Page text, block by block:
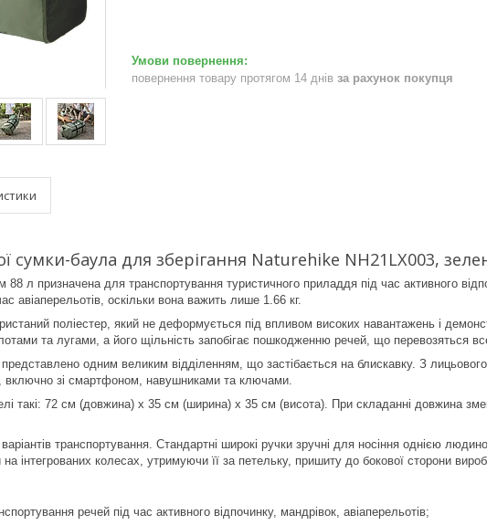
повернення товару протягом 14 днів за рахунок покупця
сумки-баула для зберігання Naturehike NH21LX003,
л призначена для транспортування туристичного приладдя під час активного
авіаперельотів, оскільки вона важить лише 1.66 кг.
поліестер, який не деформується під впливом високих навантажень і
та лугами, а його щільність запобігає пошкодженню речей, що перевозяться
представлено одним великим відділенням, що застібається на блискавку. З
включно зі смартфоном, навушниками та ключами.
такі: 72 см (довжина) х 35 см (ширина) х 35 см (висота). При складанні довжина
транспортування. Стандартні широкі ручки зручні для носіння однією
інтегрованих колесах, утримуючи її за петельку, пришиту до бокової сторони
речей під час активного відпочинку, мандрівок, авіаперельотів;